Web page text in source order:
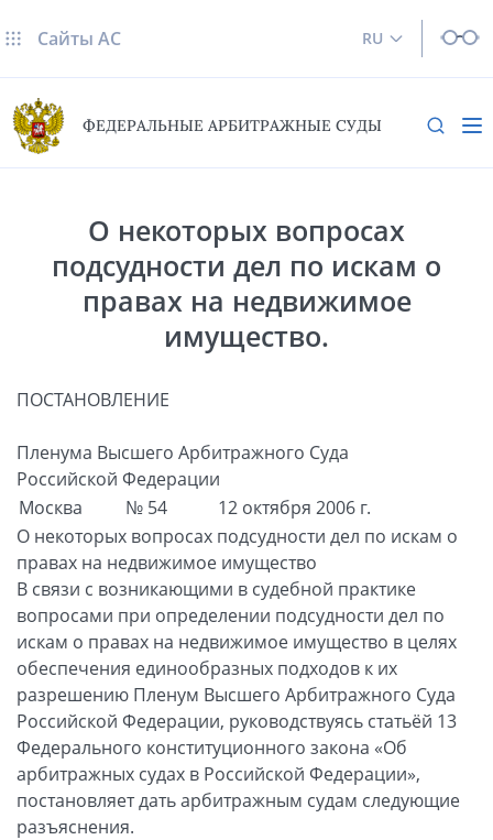
RU
Сайты AC
ФЕДЕРАЛЬНЫЕ АРБИТРАЖНЫЕ СУДЫ
О некоторых вопросах
подсудности дел по искам о
правах на недвижимое
имущество.
ПОСТАНОВЛЕНИЕ
Пленума Высшего Арбитражного Суда
Российской Федерации
Москва
№ 54
12 октября 2006 г.
О некоторых вопросах подсудности дел по искам о
правах на недвижимое имущество
В связи с возникающими в судебной практике
вопросами при определении подсудности дел по
искам о правах на недвижимое имущество в целях
обеспечения единообразных подходов к их
разрешению Пленум Высшего Арбитражного Суда
Российской Федерации, руководствуясь статьёй 13
Федерального конституционного закона «Об
арбитражных судах в Российской Федерации»,
постановляет дать арбитражным судам следующие
разъяснения.